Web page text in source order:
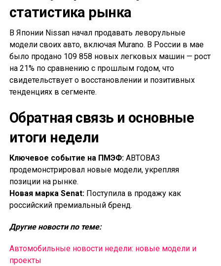
статистика рынка
В Японии Nissan начал продавать леворульные
модели своих авто, включая Murano. В России в мае
было продано 109 858 новых легковых машин — рост
на 21% по сравнению с прошлым годом, что
свидетельствует о восстановлении и позитивных
тенденциях в сегменте.
Обратная связь и основные
итоги недели
Ключевое событие на ПМЭФ:АВТОВАЗ
продемонстрировал новые модели, укрепляя
позиции на рынке.
Новая марка Senat:Поступила в продажу как
российский премиальный бренд.
Другие новости по теме:
Автомобильные новости недели: новые модели и
проекты